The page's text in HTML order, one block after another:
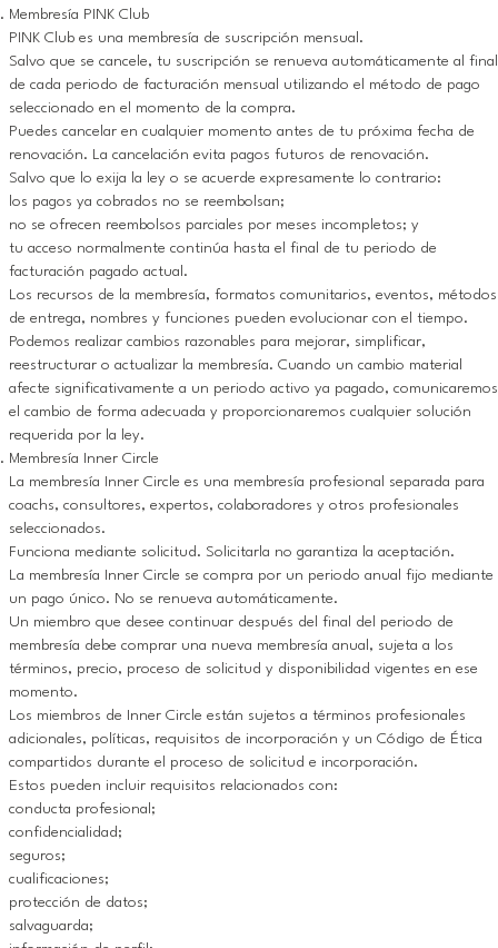
Membresía PINK Club
PINK Club es una membresía de suscripción mensual.
Salvo que se cancele, tu suscripción se renueva automáticamente al final
de cada periodo de facturación mensual utilizando el método de pago
seleccionado en el momento de la compra.
Puedes cancelar en cualquier momento antes de tu próxima fecha de
renovación. La cancelación evita pagos futuros de renovación.
Salvo que lo exija la ley o se acuerde expresamente lo contrario:
los pagos ya cobrados no se reembolsan;
no se ofrecen reembolsos parciales por meses incompletos; y
tu acceso normalmente continúa hasta el final de tu periodo de
facturación pagado actual.
Los recursos de la membresía, formatos comunitarios, eventos, métodos
de entrega, nombres y funciones pueden evolucionar con el tiempo.
Podemos realizar cambios razonables para mejorar, simplificar,
reestructurar o actualizar la membresía. Cuando un cambio material
afecte significativamente a un periodo activo ya pagado, comunicaremos
el cambio de forma adecuada y proporcionaremos cualquier solución
requerida por la ley.
Membresía Inner Circle
La membresía Inner Circle es una membresía profesional separada para
coachs, consultores, expertos, colaboradores y otros profesionales
seleccionados.
Funciona mediante solicitud. Solicitarla no garantiza la aceptación.
La membresía Inner Circle se compra por un periodo anual fijo mediante
un pago único. No se renueva automáticamente.
Un miembro que desee continuar después del final del periodo de
membresía debe comprar una nueva membresía anual, sujeta a los
términos, precio, proceso de solicitud y disponibilidad vigentes en ese
momento.
Los miembros de Inner Circle están sujetos a términos profesionales
adicionales, políticas, requisitos de incorporación y un Código de Ética
compartidos durante el proceso de solicitud e incorporación.
Estos pueden incluir requisitos relacionados con:
conducta profesional;
confidencialidad;
seguros;
cualificaciones;
protección de datos;
salvaguarda;